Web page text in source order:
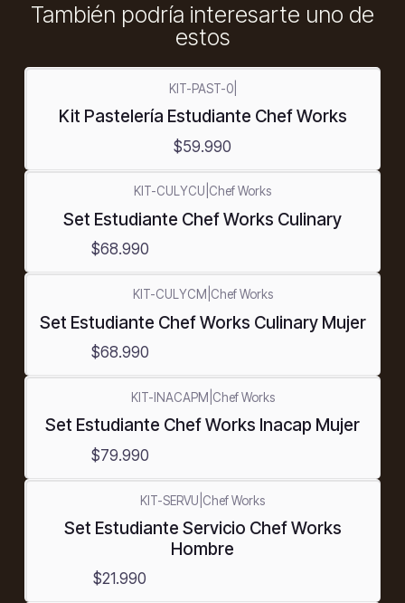
También podría interesarte uno de
estos
KIT-PAST-0|
Kit Pastelería Estudiante Chef Works
$59.990
KIT-CULYCU Chef Works
Set Estudiante Chef Works Culinary
$68.990
KIT-CULYCM Chef Works
Set Estudiante Chef Works Culinary Mujer
$68.990
KIT-INACAPM Chef Works
Set Estudiante Chef Works Inacap Mujer
$79.990
KIT-SERVU Chef Works
Set Estudiante Servicio Chef Works
Hombre
$21.990